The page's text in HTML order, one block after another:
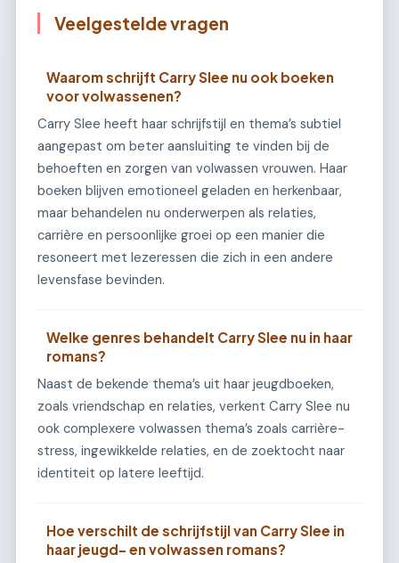
Veelgestelde vragen
Waarom schrijft Carry Slee nu ook boeken
voor volwassenen?
Carry Slee heeft haar schrijfstijl en thema’s subtiel
aangepast om beter aansluiting te vinden bij de
behoeften en zorgen van volwassen vrouwen. Haar
boeken blijven emotioneel geladen en herkenbaar,
maar behandelen nu onderwerpen als relaties,
carrière en persoonlijke groei op een manier die
resoneert met lezeressen die zich in een andere
levensfase bevinden.
Welke genres behandelt Carry Slee nu in haar
romans?
Naast de bekende thema’s uit haar jeugdboeken,
zoals vriendschap en relaties, verkent Carry Slee nu
ook complexere volwassen thema’s zoals carrière-
stress, ingewikkelde relaties, en de zoektocht naar
identiteit op latere leeftijd.
Hoe verschilt de schrijfstijl van Carry Slee in
haar jeugd- en volwassen romans?